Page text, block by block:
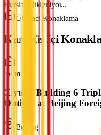
Burslar yükleniyor...
Öğrenci Konaklama
Kampüs İçi
room
Xiyuan Building 6
Option) at Beijing
Beijing